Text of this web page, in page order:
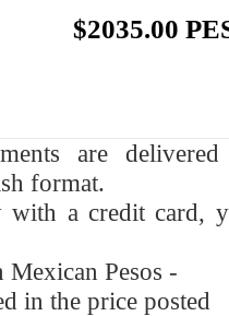
$2035.00
are
format.
a credit card,
Pesos -
in the price posted